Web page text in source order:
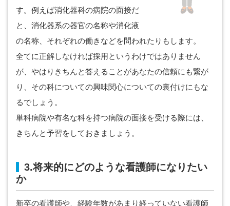
す。例えば消化器科の病院の面接だ
と、消化器系の器官の名称や消化液
の名称、それぞれの働きなどを問われたりもします。
全てに正解しなければ採用というわけではありません
が、やはりきちんと答えることがあなたの信頼にも繋が
り、その科についての興味関心についての裏付けにもな
るでしょう。
単科病院や有名な科を持つ病院の面接を受ける際には、
きちんと予習をしておきましょう。
3.将来的にどのような看護師になりたい
か
新卒の看護師や、経験年数があまり経っていない看護師